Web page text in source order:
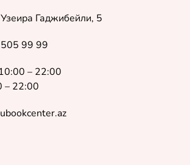
Гаджибейли, 5
99 99
– 22:00
– 22:00